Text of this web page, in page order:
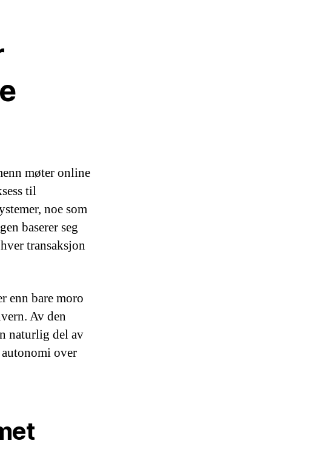
møter online
til
noe som
baserer seg
transaksjon
enn bare moro
Av den
naturlig del av
over